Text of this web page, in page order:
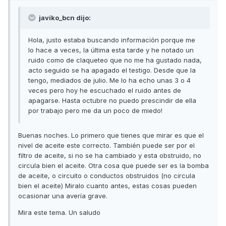
javiko_bcn dijo:
Hola, justo estaba buscando información porque me
lo hace a veces, la última esta tarde y he notado un
ruido como de claqueteo que no me ha gustado nada,
acto seguido se ha apagado el testigo. Desde que la
tengo, mediados de julio. Me lo ha echo unas 3 o 4
veces pero hoy he escuchado el ruido antes de
apagarse. Hasta octubre no puedo prescindir de ella
por trabajo pero me da un poco de miedo!
Buenas noches. Lo primero que tienes que mirar es que el
nivel de aceite este correcto. También puede ser por el
filtro de aceite, si no se ha cambiado y esta obstruido, no
circula bien el aceite. Otra cosa que puede ser es la bomba
de aceite, o circuito o conductos obstruidos (no circula
bien el aceite) Miralo cuanto antes, estas cosas pueden
ocasionar una avería grave.
Mira este tema. Un saludo